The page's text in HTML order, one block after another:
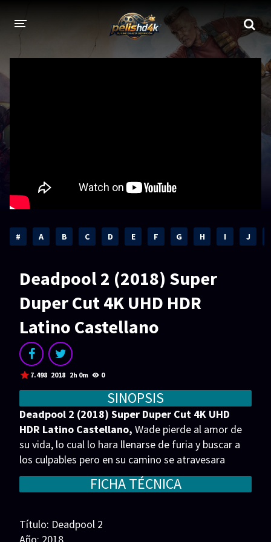
h265 HEVC 1080p REMUX
GÉNEROS
Acción Animación
Aventura Ciencia ficción
Comedia
Terror
Familia
Fantástico Romance
Bélico Thriller
Biográfico Musical
SERIES
Series 720p
# A B C D E F G H I J
Deadpool 2 (2018) Super
Duper Cut 4K UHD HDR
Latino Castellano
7.498 2018 2h 0m 0
SINOPSIS
Deadpool 2 (2018) Super Duper Cut 4K UHD
HDR Latino Castellano, Wade pierde al amor de
su vida, lo cual lo hara llenarse de furia y buscar a
los culpables pero en su camino se atravesara
Cable un viajero del tiempo.
FICHA TÉCNICA
Título: Deadpool 2